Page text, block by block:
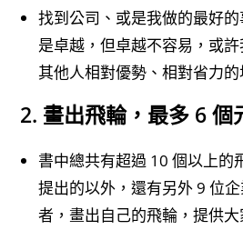
找到公司、或是我做的最好
是卓越，但卓越不容易，或
其他人相對優勢、相對省力
2. 畫出飛輪，最多 6 個
書中總共有超過 10 個以上的
提出的以外，還有另外 9 位
者，畫出自己的飛輪，提供